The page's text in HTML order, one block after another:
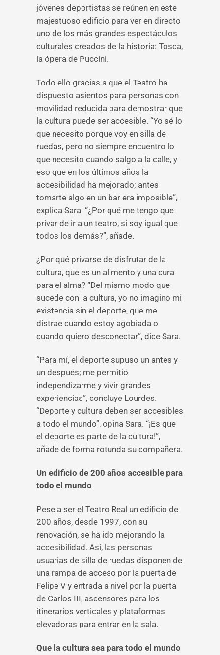
jóvenes deportistas se reúnen en este
majestuoso edificio para ver en directo
uno de los más grandes espectáculos
culturales creados de la historia: Tosca,
la ópera de Puccini.
Todo ello gracias a que el Teatro ha
dispuesto asientos para personas con
movilidad reducida para demostrar que
la cultura puede ser accesible. “Yo sé lo
que necesito porque voy en silla de
ruedas, pero no siempre encuentro lo
que necesito cuando salgo a la calle, y
eso que en los últimos años la
accesibilidad ha mejorado; antes
tomarte algo en un bar era imposible”,
explica Sara. “¿Por qué me tengo que
privar de ir a un teatro, si soy igual que
todos los demás?”, añade.
¿Por qué privarse de disfrutar de la
cultura, que es un alimento y una cura
para el alma? “Del mismo modo que
sucede con la cultura, yo no imagino mi
existencia sin el deporte, que me
distrae cuando estoy agobiada o
cuando quiero desconectar”, dice Sara.
“Para mí, el deporte supuso un antes y
un después; me permitió
independizarme y vivir grandes
experiencias”, concluye Lourdes.
“Deporte y cultura deben ser accesibles
a todo el mundo”, opina Sara. “¡Es que
el deporte es parte de la cultura!”,
añade de forma rotunda su compañera.
Un edificio de 200 años accesible para
todo el mundo
Pese a ser el Teatro Real un edificio de
200 años, desde 1997, con su
renovación, se ha ido mejorando la
accesibilidad. Así, las personas
usuarias de silla de ruedas disponen de
una rampa de acceso por la puerta de
Felipe V y entrada a nivel por la puerta
de Carlos III, ascensores para los
itinerarios verticales y plataformas
elevadoras para entrar en la sala.
Que la cultura sea para todo el mundo